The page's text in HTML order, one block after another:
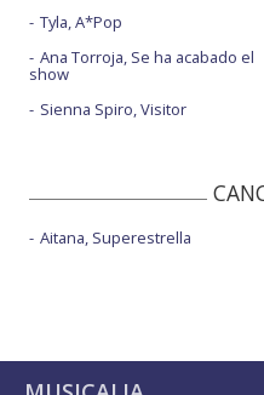
Tyla, A*Pop
Ana Torroja, Se ha acabado el
show
Sienna Spiro, Visitor
Aitana, Superestrella